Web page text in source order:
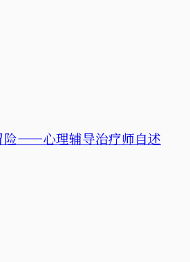
险——心理辅导治疗师自述